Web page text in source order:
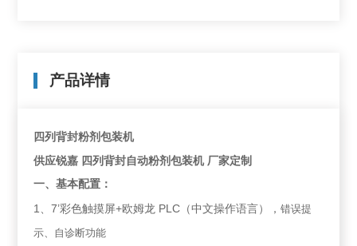
产品详情
四列背封粉剂包装机
供应锐嘉 四列背封自动粉剂包装机厂家定制
一、基本配置：
1、7’彩色触摸屏+欧姆龙 PLC （中文操作语言），错误提
示、自诊断功能